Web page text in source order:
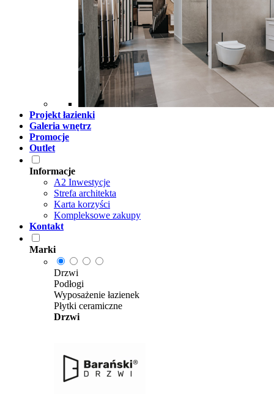
Projekt łazienki
Galeria wnętrz
Promocje
Outlet
Informacje
A2 Inwestycje
Strefa architekta
Karta korzyści
Kompleksowe zakupy
Kontakt
Marki
Drzwi
Podłogi
Wyposażenie łazienek
Płytki ceramiczne
Drzwi